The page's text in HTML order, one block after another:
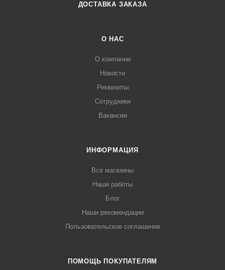
ДОСТАВКА ЗАКАЗА
О НАС
О компании
Новости
Реквизиты
Сотрудники
Вакансии
ИНФОРМАЦИЯ
Все магазины
Наши работы
Блог
Наши рекомендации
Пользовательское соглашение
ПОМОЩЬ ПОКУПАТЕЛЯМ